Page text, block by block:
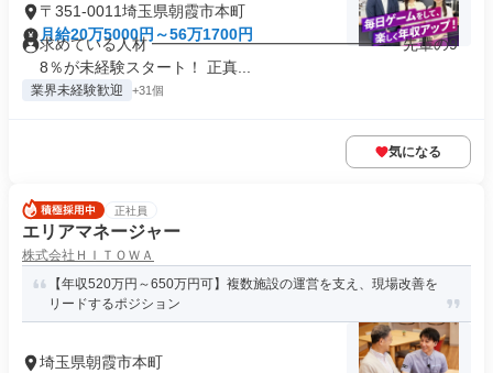
〒351-0011埼玉県朝霞市本町
月給20万5000円～56万1700円
求めている人材 ━━━━━━━━━━━━━━━━ 先輩の9
8％が未経験スタート！ 正真...
業界未経験歓迎 +31個
気になる
正社員
エリアマネージャー
株式会社ＨＩＴＯＷＡ
【年収520万円～650万円可】複数施設の運営を支え、現場改善を
リードするポジション
埼玉県朝霞市本町